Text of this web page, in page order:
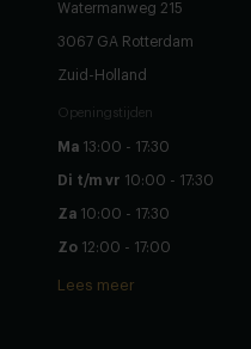
Watermanweg 215
3067 GA Rotterdam
Zuid-Holland
Openingstijden
Ma 13:00 - 17:30
Di t/m vr 10:00 - 17:30
Za 10:00 - 17:30
Zo 12:00 - 17:00
Lees meer